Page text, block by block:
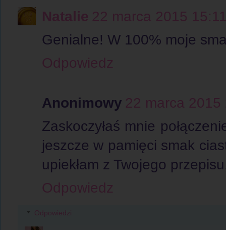
Natalie 22 marca 2015
Genialne! W 100% moje
Odpowiedz
Anonimowy 22 marca 2015
Zaskoczyłaś mnie
jeszcze w pamięci smak
upiekłam z Twojego
Odpowiedz
Odpowiedzi